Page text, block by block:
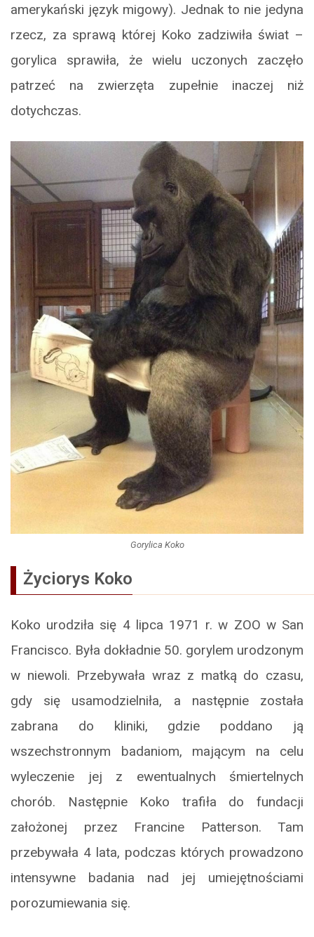
amerykański język migowy). Jednak to nie jedyna
rzecz, za sprawą której Koko zadziwiła świat –
gorylica sprawiła, że wielu uczonych zaczęło
patrzeć na zwierzęta zupełnie inaczej niż
dotychczas.
Gorylica Koko
Życiorys Koko
Koko urodziła się 4 lipca 1971 r. w ZOO w San
Francisco. Była dokładnie 50. gorylem urodzonym
w niewoli. Przebywała wraz z matką do czasu,
gdy się usamodzielniła, a następnie została
zabrana do kliniki, gdzie poddano ją
wszechstronnym badaniom, mającym na celu
wyleczenie jej z ewentualnych śmiertelnych
chorób. Następnie Koko trafiła do fundacji
założonej przez Francine Patterson. Tam
przebywała 4 lata, podczas których prowadzono
intensywne badania nad jej umiejętnościami
porozumiewania się.